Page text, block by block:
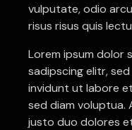
vulputate, odio
risus risus quis
Lorem ipsum dolor
sadipscing elitr,
invidunt ut labore
sed diam voluptua.
justo duo dolores